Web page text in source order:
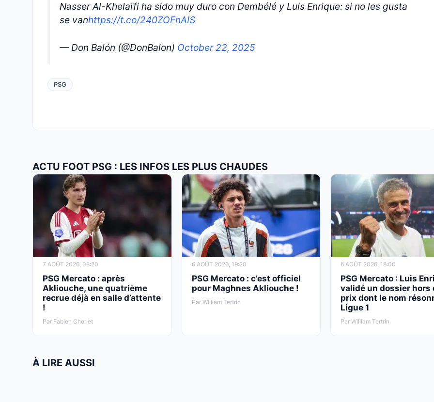
Nasser Al-Khelaïfi ha sido muy duro con Dembélé y Luis Enrique: si no les gusta
se vanhttps://t.co/240ZOFnAIS
— Don Balón (@DonBalon) October 22, 2025
PSG
ACTU FOOT PSG : LES INFOS LES PLUS CHAUDES
7 AOÛT 2026, 08:20
PSG Mercato : après
Akliouche, une quatrième
recrue déjà en salle d’attente
!
Par Fabien Chorlet
6 AOÛT 2026, 19:20
PSG Mercato : c’est officiel
pour Maghnes Akliouche !
Par William Tertrin
6 AOÛT 2026, 18:00
PSG Mercato : Luis
validé un dossier hors
prix dont le nom
Ligue 1
Par William Tertrin
À LIRE AUSSI